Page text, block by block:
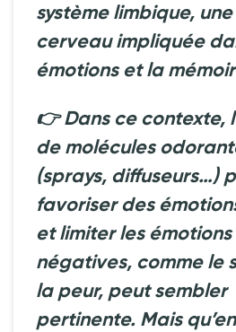
système limbique,
cerveau impliquée
émotions et la
👉 Dans ce contexte,
de molécules
(sprays, diffuseurs…)
favoriser des
et limiter les émotions
négatives, comme le
la peur, peut sembler
pertinente. Mais